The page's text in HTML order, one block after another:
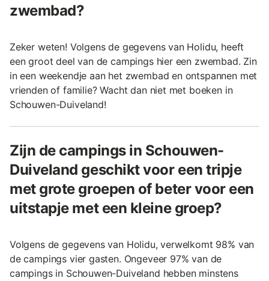
zwembad?
Zeker weten! Volgens de gegevens van Holidu, heeft
een groot deel van de campings hier een zwembad. Zin
in een weekendje aan het zwembad en ontspannen met
vrienden of familie? Wacht dan niet met boeken in
Schouwen-Duiveland!
Zijn de campings in Schouwen-
Duiveland geschikt voor een tripje
met grote groepen of beter voor een
uitstapje met een kleine groep?
Volgens de gegevens van Holidu, verwelkomt 98% van
de campings vier gasten. Ongeveer 97% van de
campings in Schouwen-Duiveland hebben minstens